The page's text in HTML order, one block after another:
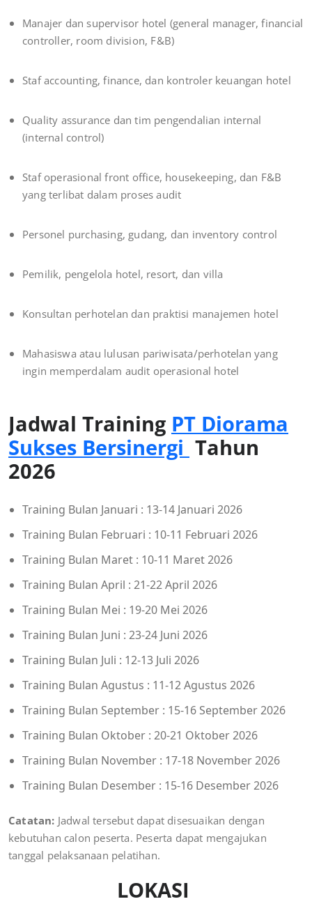
Manajer dan supervisor hotel (general manager, financial
controller, room division, F&B)
Staf accounting, finance, dan kontroler keuangan hotel
Quality assurance dan tim pengendalian internal
(internal control)
Staf operasional front office, housekeeping, dan F&B
yang terlibat dalam proses audit
Personel purchasing, gudang, dan inventory control
Pemilik, pengelola hotel, resort, dan villa
Konsultan perhotelan dan praktisi manajemen hotel
Mahasiswa atau lulusan pariwisata/perhotelan yang
ingin memperdalam audit operasional hotel
Jadwal Training PT Diorama
Sukses Bersinergi Tahun
2026
Training Bulan Januari : 13-14 Januari 2026
Training Bulan Februari : 10-11 Februari 2026
Training Bulan Maret : 10-11 Maret 2026
Training Bulan April : 21-22 April 2026
Training Bulan Mei : 19-20 Mei 2026
Training Bulan Juni : 23-24 Juni 2026
Training Bulan Juli : 12-13 Juli 2026
Training Bulan Agustus : 11-12 Agustus 2026
Training Bulan September : 15-16 September 2026
Training Bulan Oktober : 20-21 Oktober 2026
Training Bulan November : 17-18 November 2026
Training Bulan Desember : 15-16 Desember 2026
Catatan: Jadwal tersebut dapat disesuaikan dengan
kebutuhan calon peserta. Peserta dapat mengajukan
tanggal pelaksanaan pelatihan.
LOKASI